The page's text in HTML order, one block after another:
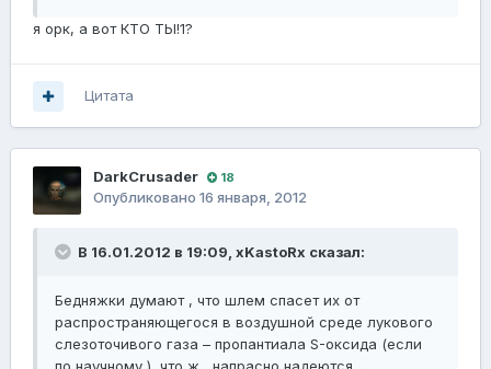
я орк, а вот КТО ТЫ!1?
Цитата
DarkCrusader 18
Опубликовано 16 января, 2012
В 16.01.2012 в 19:09, xKastoRx сказал:
Бедняжки думают , что шлем спасет их от
распространяющегося в воздушной среде лукового
слезоточивого газа – пропантиала S-оксида (если